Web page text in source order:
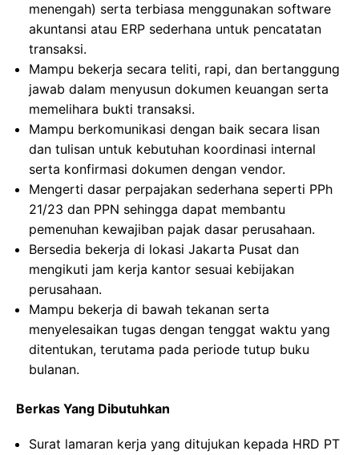
menengah) serta terbiasa menggunakan software
akuntansi atau ERP sederhana untuk pencatatan
transaksi.
Mampu bekerja secara teliti, rapi, dan bertanggung
jawab dalam menyusun dokumen keuangan serta
memelihara bukti transaksi.
Mampu berkomunikasi dengan baik secara lisan
dan tulisan untuk kebutuhan koordinasi internal
serta konfirmasi dokumen dengan vendor.
Mengerti dasar perpajakan sederhana seperti PPh
21/23 dan PPN sehingga dapat membantu
pemenuhan kewajiban pajak dasar perusahaan.
Bersedia bekerja di lokasi Jakarta Pusat dan
mengikuti jam kerja kantor sesuai kebijakan
perusahaan.
Mampu bekerja di bawah tekanan serta
menyelesaikan tugas dengan tenggat waktu yang
ditentukan, terutama pada periode tutup buku
bulanan.
Berkas Yang Dibutuhkan
Surat lamaran kerja yang ditujukan kepada HRD PT